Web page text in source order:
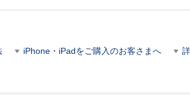
iPhone・iPadをご購入のお客さまへ